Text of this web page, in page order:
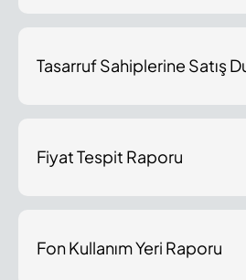
Tasarruf Sahiplerine Satış
Fiyat Tespit Raporu
Fon Kullanım Yeri Raporu